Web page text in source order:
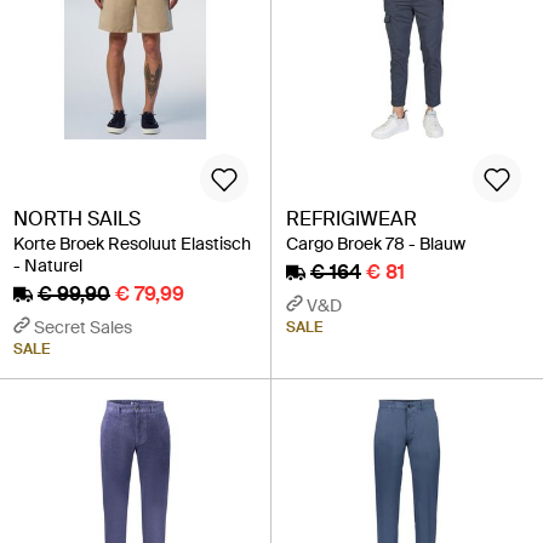
NORTH SAILS
Korte Broek Resoluut Elastisch
- Naturel
€ 99,90€ 79,99
Secret Sales
SALE
REFRIGIWEAR
Cargo Broek 78 - Blauw
€ 164€ 81
V&D
SALE